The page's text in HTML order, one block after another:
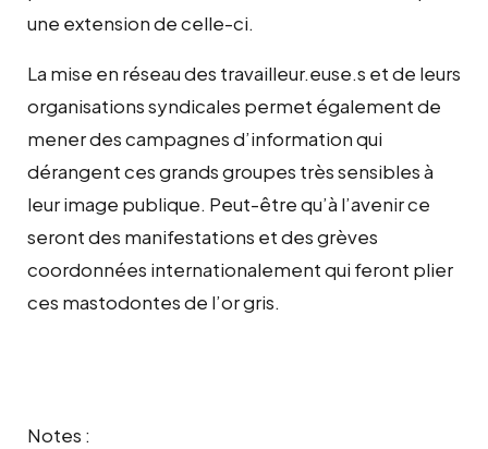
une extension de celle-ci.
La mise en réseau des travailleur.euse.s et de leurs
organisations syndicales permet également de
mener des campagnes d’information qui
dérangent ces grands groupes très sensibles à
leur image publique. Peut-être qu’à l’avenir ce
seront des manifestations et des grèves
coordonnées internationalement qui feront plier
ces mastodontes de l’or gris.
Notes :